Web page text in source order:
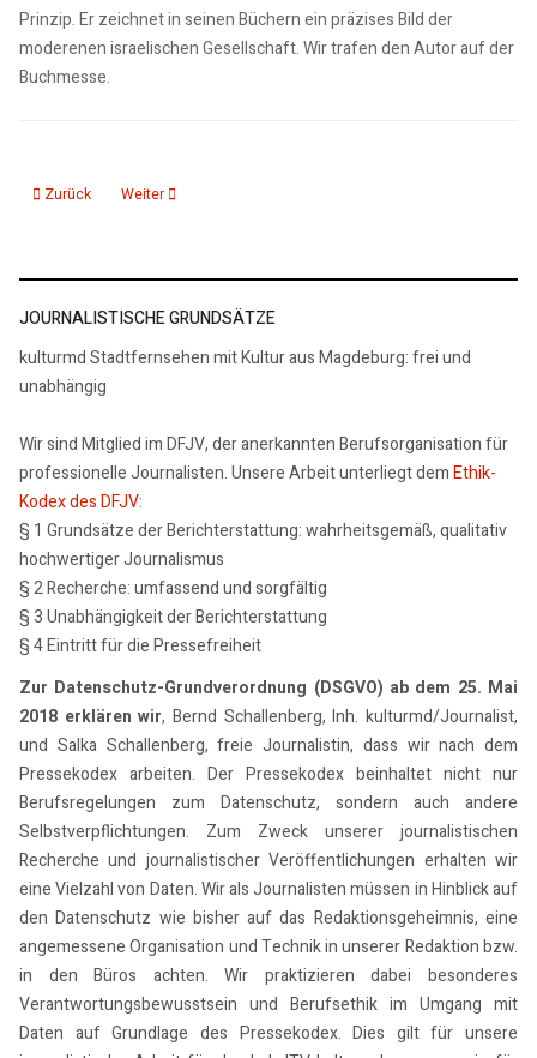
Prinzip. Er zeichnet in seinen Büchern ein präzises Bild der
moderenen israelischen Gesellschaft. Wir trafen den Autor auf der
Buchmesse.
Vorheriger Beitrag: Interview Christian Linker "Dschihad Calling"
Zurück Nächster Beitrag: Interview Tijan Silan "Tierchen unlimited"
Weiter
JOURNALISTISCHE GRUNDSÄTZE
kulturmd Stadtfernsehen mit Kultur aus Magdeburg: frei und
unabhängig
Wir sind Mitglied im DFJV, der anerkannten Berufsorganisation für
professionelle Journalisten. Unsere Arbeit unterliegt demEthik-
Kodex des DFJV:
§ 1 Grundsätze der Berichterstattung: wahrheitsgemäß, qualitativ
hochwertiger Journalismus
§ 2 Recherche: umfassend und sorgfältig
§ 3 Unabhängigkeit der Berichterstattung
§ 4 Eintritt für die Pressefreiheit
Zur Datenschutz-Grundverordnung (DSGVO) ab dem 25. Mai
2018 erklären wir, Bernd Schallenberg, Inh. kulturmd/Journalist,
und Salka Schallenberg, freie Journalistin, dass wir nach dem
Pressekodex arbeiten. Der Pressekodex beinhaltet nicht nur
Berufsregelungen zum Datenschutz, sondern auch andere
Selbstverpflichtungen. Zum Zweck unserer journalistischen
Recherche und journalistischer Veröffentlichungen erhalten wir
eine Vielzahl von Daten. Wir als Journalisten müssen in Hinblick auf
den Datenschutz wie bisher auf das Redaktionsgeheimnis, eine
angemessene Organisation und Technik in unserer Redaktion bzw.
in den Büros achten. Wir praktizieren dabei besonderes
Verantwortungsbewusstsein und Berufsethik im Umgang mit
Daten auf Grundlage des Pressekodex. Dies gilt für unsere